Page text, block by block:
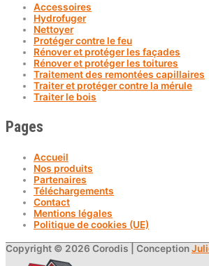
Accessoires
Hydrofuger
Nettoyer
Protéger contre le feu
Rénover et protéger les façades
Rénover et protéger les toitures
Traitement des remontées capillaires
Traiter et protéger contre la mérule
Traiter le bois
Pages
Accueil
Nos produits
Partenaires
Téléchargements
Contact
Mentions légales
Politique de cookies (UE)
Copyright © 2026 Corodis | Conception